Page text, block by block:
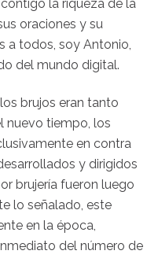
la riqueza de la
oraciones y su
a todos, soy Antonio,
del mundo digital.
brujos eran tanto
nuevo tiempo, los
en contra
y dirigidos
brujería fueron luego
lo señalado, este
en la época,
del número de